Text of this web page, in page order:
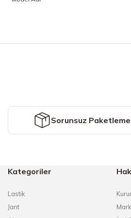
Ürün fiyatı diğer sitelerden daha
Bu ürüne benzer farklı alternatifler
Sorunsuz Paketleme
Kategoriler
Lastik
Jant